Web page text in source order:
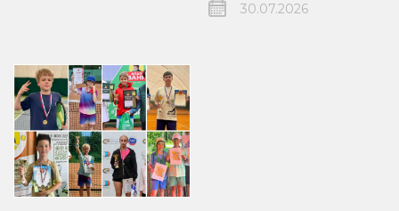
30.07.2026